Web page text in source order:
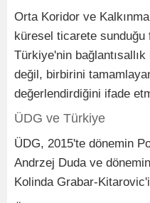
Orta Koridor ve
küresel ticarete sunduğu
Türkiye'nin bağlantısallık
değil, birbirini
değerlendirdiğini ifade
ÜDG ve Türkiye
ÜDG, 2015'te dönemin
Andrzej Duda ve
Kolinda Grabar-